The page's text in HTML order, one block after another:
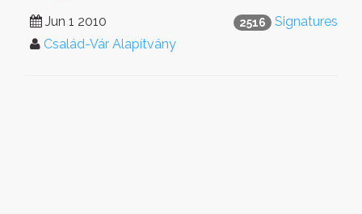
2516 Signatures
Jun 1 2010
Család-Vár Alapítvány